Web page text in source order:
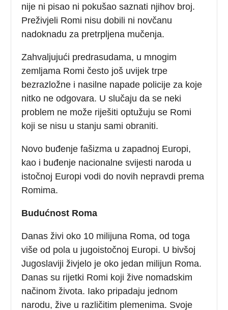
nije ni pisao ni pokušao saznati njihov broj.
Preživjeli Romi nisu dobili ni novčanu
nadoknadu za pretrpljena mučenja.
Zahvaljujući predrasudama, u mnogim
zemljama Romi često još uvijek trpe
bezrazložne i nasilne napade policije za koje
nitko ne odgovara. U slučaju da se neki
problem ne može riješiti optužuju se Romi
koji se nisu u stanju sami obraniti.
Novo buđenje fašizma u zapadnoj Europi,
kao i buđenje nacionalne svijesti naroda u
istočnoj Europi vodi do novih nepravdi prema
Romima.
Budućnost Roma
Danas živi oko 10 milijuna Roma, od toga
više od pola u jugoistočnoj Europi. U bivšoj
Jugoslaviji živjelo je oko jedan milijun Roma.
Danas su rijetki Romi koji žive nomadskim
načinom života. Iako pripadaju jednom
narodu, žive u različitim plemenima. Svoje